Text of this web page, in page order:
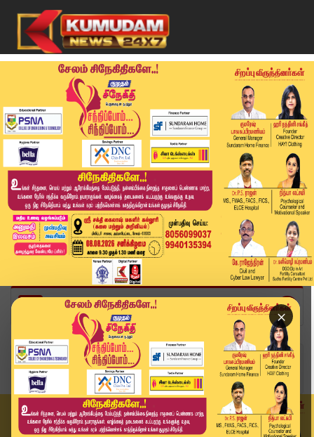
×
Home
வீடியோ ஸ்டோரி
யார் பேச வேண்டும் என்பதை முடிவு செய்வது எனது உர...